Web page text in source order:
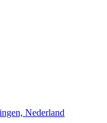
Nederland